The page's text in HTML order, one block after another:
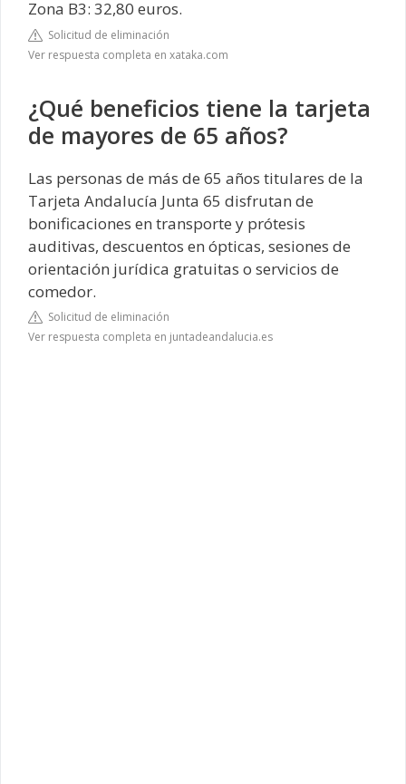
Zona B3: 32,80 euros.
Solicitud de eliminación
Ver respuesta completa en xataka.com
¿Qué beneficios tiene la tarjeta
de mayores de 65 años?
Las personas de más de 65 años titulares de la
Tarjeta Andalucía Junta 65 disfrutan de
bonificaciones en transporte y prótesis
auditivas, descuentos en ópticas, sesiones de
orientación jurídica gratuitas o servicios de
comedor.
Solicitud de eliminación
Ver respuesta completa en juntadeandalucia.es